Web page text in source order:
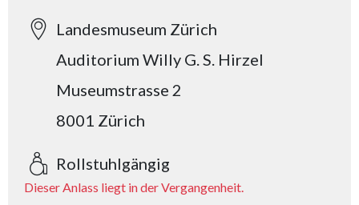
Landesmuseum Zürich
Auditorium Willy G. S. Hirzel
Museumstrasse 2
8001 Zürich
Rollstuhlgängig
Dieser Anlass liegt in der Vergangenheit.